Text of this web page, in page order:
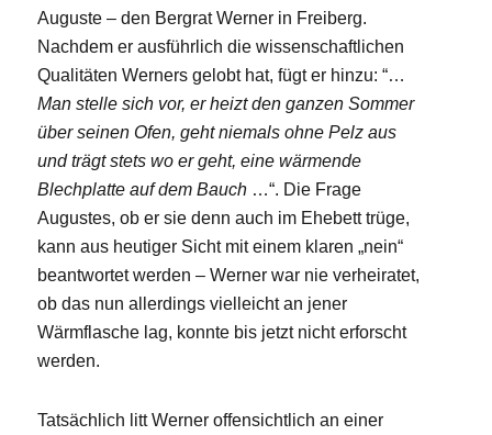
Auguste – den Bergrat Werner in Freiberg.
Nachdem er ausführlich die wissenschaftlichen
Qualitäten Werners gelobt hat, fügt er hinzu: “…
Man stelle sich vor, er heizt den ganzen Sommer
über seinen Ofen, geht niemals ohne Pelz aus
und trägt stets wo er geht, eine wärmende
Blechplatte auf dem Bauch …“. Die Frage
Augustes, ob er sie denn auch im Ehebett trüge,
kann aus heutiger Sicht mit einem klaren „nein“
beantwortet werden – Werner war nie verheiratet,
ob das nun allerdings vielleicht an jener
Wärmflasche lag, konnte bis jetzt nicht erforscht
werden.
Tatsächlich litt Werner offensichtlich an einer